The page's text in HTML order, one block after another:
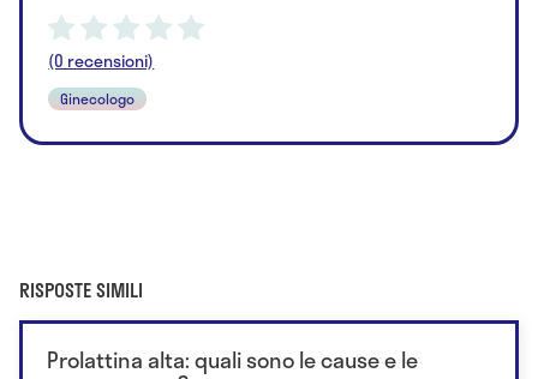
(0 recensioni)
Ginecologo
RISPOSTE SIMILI
Prolattina alta: quali sono le cause e le